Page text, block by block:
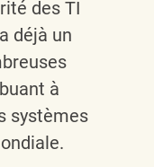
des TI
déjà un
à
systèmes